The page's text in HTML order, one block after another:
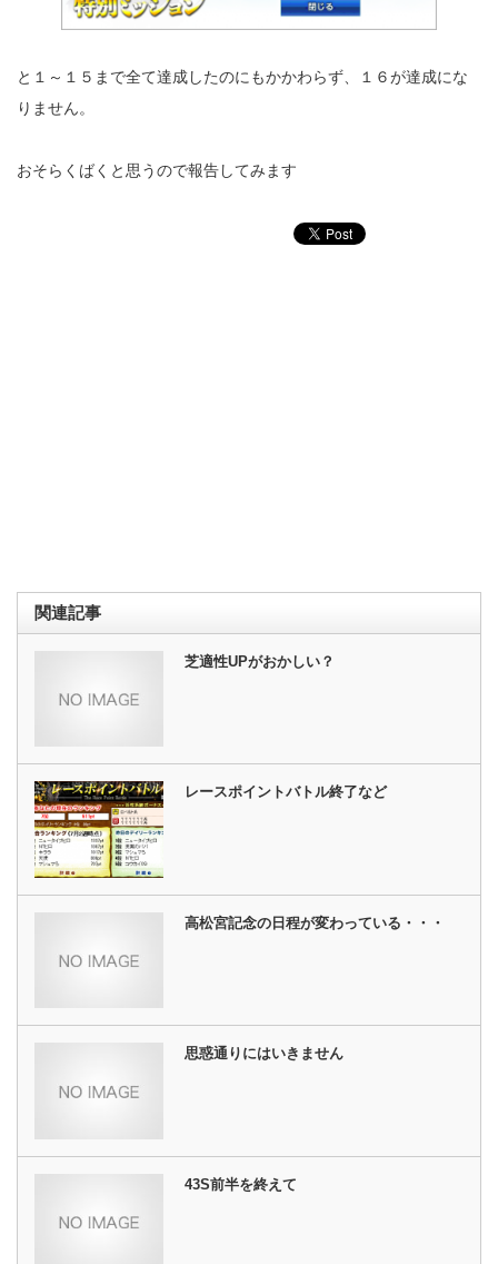
と１～１５まで全て達成したのにもかかわらず、１６が達成にな
りません。
おそらくばくと思うので報告してみます
関連記事
芝適性UPがおかしい？
レースポイントバトル終了など
高松宮記念の日程が変わっている・・・
思惑通りにはいきません
43S前半を終えて